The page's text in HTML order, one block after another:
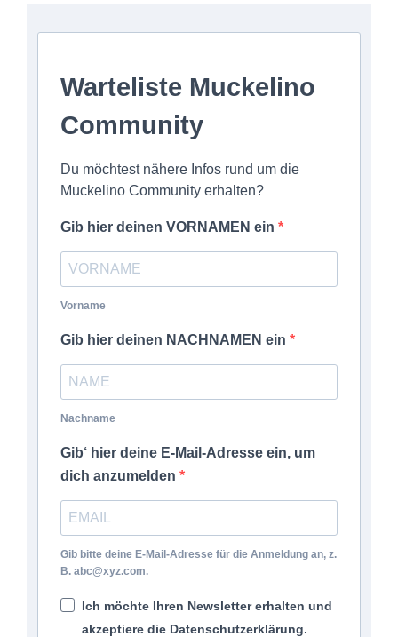
Warteliste Muckelino
Community
Du möchtest nähere Infos rund um die
Muckelino Community erhalten?
Gib hier deinen VORNAMEN ein
Vorname
Gib hier deinen NACHNAMEN ein
Nachname
Gib‘ hier deine E-Mail-Adresse ein, um
dich anzumelden
Gib bitte deine E-Mail-Adresse für die Anmeldung an, z.
B. abc@xyz.com.
Ich möchte Ihren Newsletter erhalten und
akzeptiere die Datenschutzerklärung.